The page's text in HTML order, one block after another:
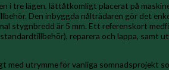
i tre lägen, lättåtkomligt placerat på
Den inbyggda nålträdaren gör det
stygnbredd är 5 mm. Ett referenskort
reparera och lappa, samt
utrymme för vanliga sömnadsprojekt